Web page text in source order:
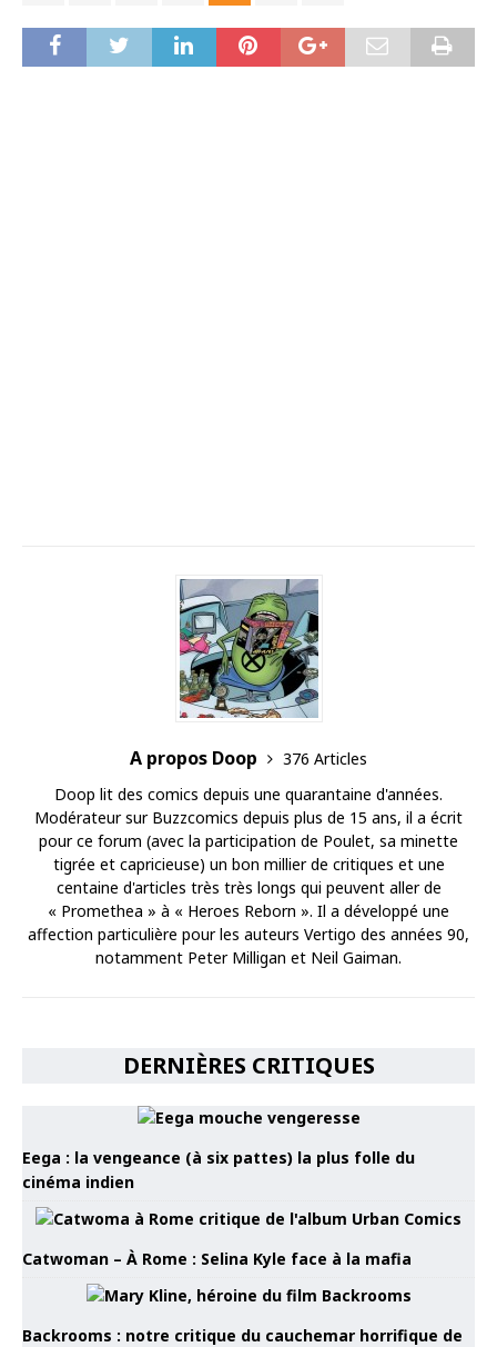
A propos Doop
376 Articles
Doop lit des comics depuis une quarantaine d'années.
Modérateur sur Buzzcomics depuis plus de 15 ans, il a écrit
pour ce forum (avec la participation de Poulet, sa minette
tigrée et capricieuse) un bon millier de critiques et une
centaine d'articles très très longs qui peuvent aller de
« Promethea » à « Heroes Reborn ». Il a développé une
affection particulière pour les auteurs Vertigo des années 90,
notamment Peter Milligan et Neil Gaiman.
DERNIÈRES CRITIQUES
Eega : la vengeance (à six pattes) la plus folle du
cinéma indien
Catwoman – À Rome : Selina Kyle face à la mafia
Backrooms : notre critique du cauchemar horrifique de